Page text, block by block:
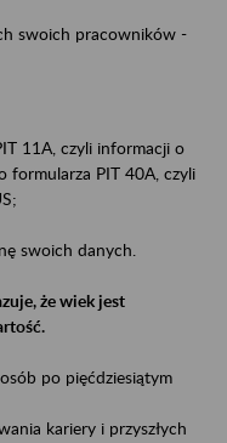
swoich pracowników -
11A, czyli informacji o
formularza PIT 40A, czyli
swoich danych.
że wiek jest
po pięćdziesiątym
kariery i przyszłych